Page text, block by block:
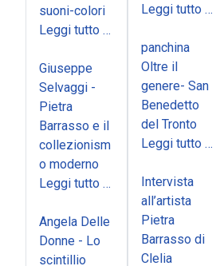
suoni-colori
Leggi tutto …
Giuseppe
Selvaggi -
Pietra
Barrasso e il
collezionism
o moderno
Leggi tutto …
Angela Delle
Donne - Lo
scintillio
Leggi tutto …
panchina
Oltre il
genere- San
Benedetto
del Tronto
Leggi tutto …
Intervista
all’artista
Pietra
Barrasso di
Clelia